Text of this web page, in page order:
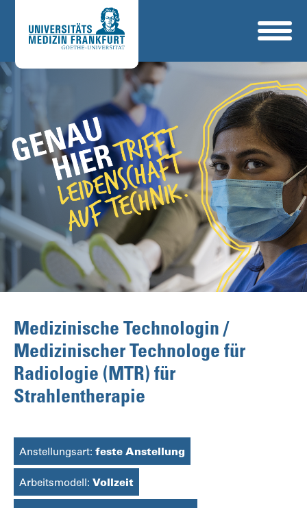
Medizinische Technologin /
Medizinischer Technologe für
Radiologie (MTR) für
Strahlentherapie
Anstellungsart: feste Anstellung
Arbeitsmodell: Vollzeit